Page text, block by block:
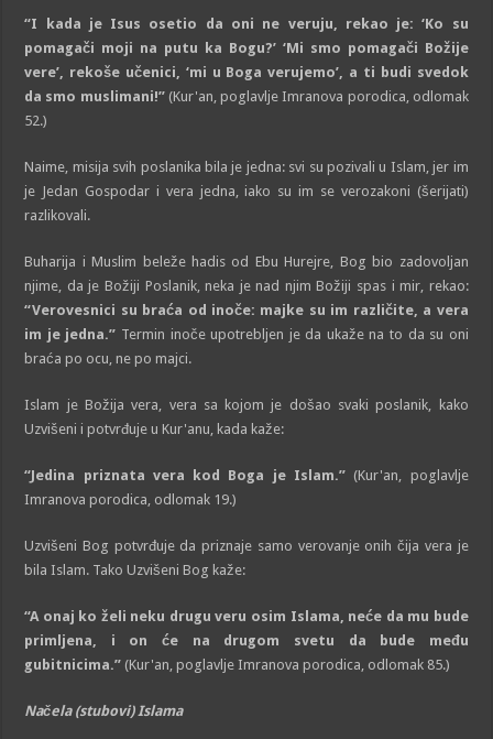
“I kada je Isus osetio da oni ne veruju, rekao je: ‘Ko su
pomagači moji na putu ka Bogu?’ ‘Mi smo pomagači Božije
vere’, rekoše učenici, ‘mi u Boga verujemo’, a ti budi svedok
da smo muslimani!”(Kur'an, poglavlje Imranova porodica, odlomak
52.)
Naime, misija svih poslanika bila je jedna: svi su pozivali u Islam, jer im
je Jedan Gospodar i vera jedna, iako su im se verozakoni (šerijati)
razlikovali.
Buharija i Muslim beleže hadis od Ebu Hurejre, Bog bio zadovoljan
njime, da je Božiji Poslanik, neka je nad njim Božiji spas i mir, rekao:
“Verovesnici su braća od inoče: majke su im različite, a vera
im je jedna.” Termin inoče upotrebljen je da ukaže na to da su oni
braća po ocu, ne po majci.
Islam je Božija vera, vera sa kojom je došao svaki poslanik, kako
Uzvišeni i potvrđuje u Kur'anu, kada kaže:
“Jedina priznata vera kod Boga je Islam.” (Kur'an, poglavlje
Imranova porodica, odlomak 19.)
Uzvišeni Bog potvrđuje da priznaje samo verovanje onih čija vera je
bila Islam. Tako Uzvišeni Bog kaže:
“A onaj ko želi neku drugu veru osim Islama, neće da mu bude
primljena, i on će na drugom svetu da bude među
gubitnicima.” (Kur'an, poglavlje Imranova porodica, odlomak 85.)
Načela (stubovi) Islama